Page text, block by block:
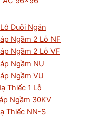
Đuôi Ngắn
Ngầm 2 Lỗ NF
Ngầm 2 Lỗ VF
Ngầm NU
Ngầm VU
Thiếc 1 Lỗ
Ngầm 30KV
Thiếc NN-S